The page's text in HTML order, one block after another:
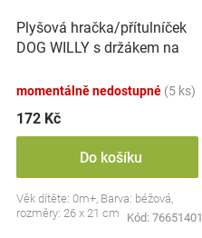
Plyšová hračka/přítulníček
DOG WILLY s držákem na
momentálně nedostupné (5 ks)
172 Kč
Do košíku
Věk dítěte: 0m+, Barva: béžová,
rozměry: 26 x 21 cm
Kód: 76651401